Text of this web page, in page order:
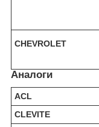
CHEVROLET
Аналоги
ACL
CLEVITE